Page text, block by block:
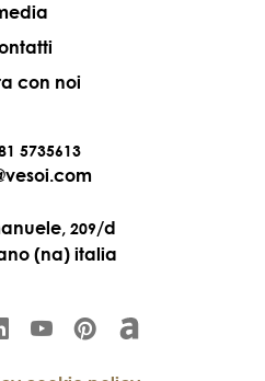
con noi
5735613
209/d
(na) italia